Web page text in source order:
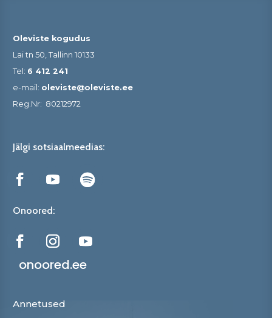
Oleviste kogudus
Lai tn 50, Tallinn 10133
Tel: 6 412 241
e-mail: oleviste@oleviste.ee
Reg.Nr: 80212972
Jälgi sotsiaalmeedias:
Onoored:
onoored.ee
Annetused